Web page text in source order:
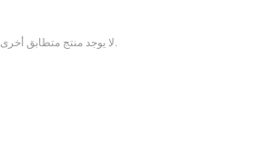
.لا يوجد منتج متطابق أخرى